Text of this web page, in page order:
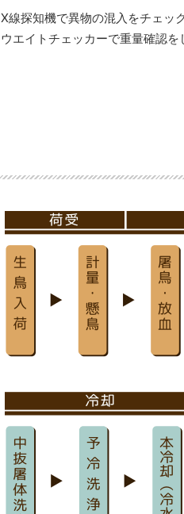
X線探知機で異物の混入をチェッ
ウエイトチェッカーで重量確認を